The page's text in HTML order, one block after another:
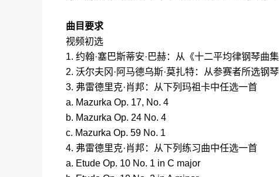
曲目要求
视频初选
1. 约翰·塞巴斯蒂安·巴赫：从《十二平均律钢琴曲
2. 沃尔夫冈·阿马德乌斯·莫扎特：从参赛者所选钢
3. 弗雷德里克·肖邦：从下列玛祖卡中任选一首
a. Mazurka Op. 17, No. 4
b. Mazurka Op. 24 No. 4
c. Mazurka Op. 59 No. 1
4. 弗雷德里克·肖邦：从下列练习曲中任选一首
a. Etude Op. 10 No. 1 in C major